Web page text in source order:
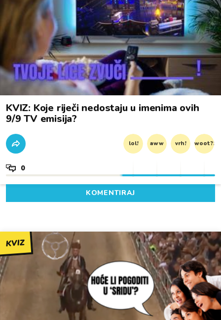
KVIZ: Koje riječi nedostaju u imenima ovih
9/9 TV emisija?
lol! aww vrh! woot?!
0
KOMENTIRAJ
KVIZ